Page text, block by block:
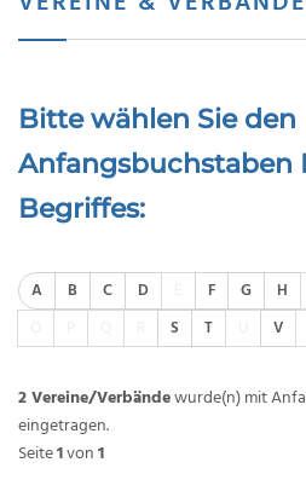
Bitte wählen Sie den
Anfangsbuchstaben
Begriffes:
A B C D F G H
S T V
2 Vereine/Verbändewurde(n) mit
eingetragen.
Seite1von1